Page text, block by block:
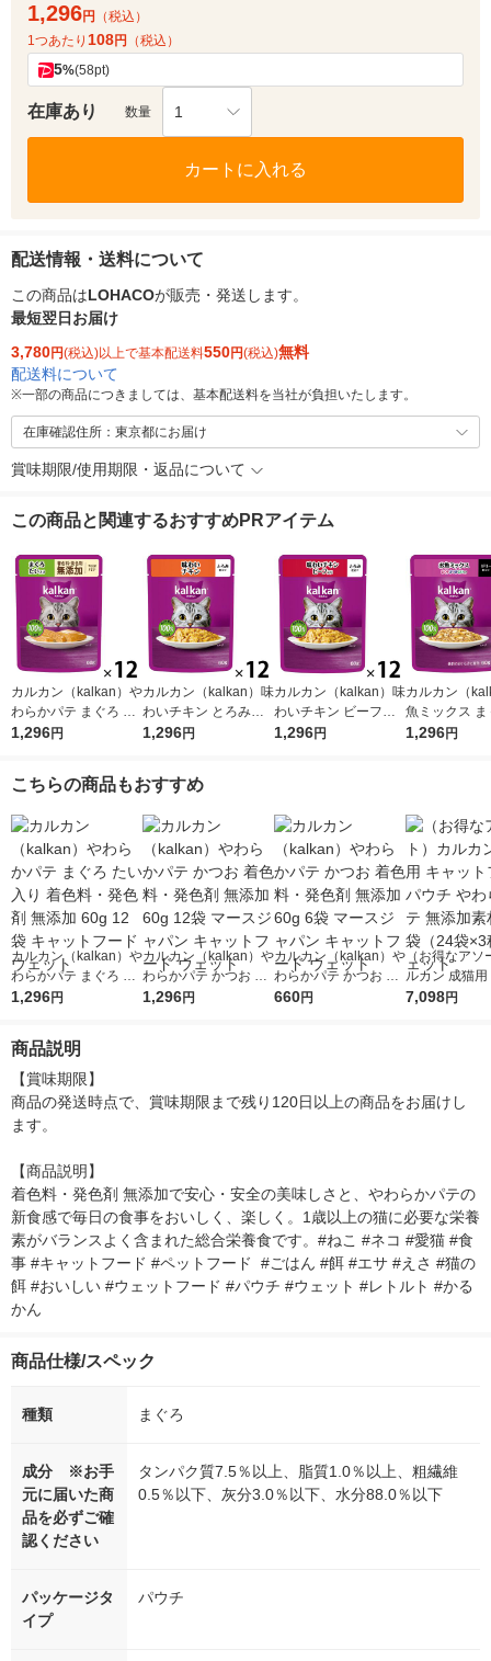
1,296円
（税込）
1つあたり 108円 （税込）
5%(58pt)
在庫あり 数量 1
カートに入れる
配送情報・送料について
この商品はLOHACOが販売・発送します。
最短翌日お届け
3,780円(税込)以上で基本配送料550円(税込)無料
配送料について
※一部の商品につきましては、基本配送料を当社が負担いたします。
在庫確認住所：東京都にお届け
賞味期限/使用期限・返品について
この商品と関連するおすすめPRアイテム
カルカン（kalkan）や
わらかパテ まぐろ た
い入り 着色料・発色
ト
1,296円
カルカン（kalkan）味
わいチキン とろみ仕
立て 60g 12袋 マース
1,296円
カルカン（kalkan）味
わいチキン ビーフ入
り とろみ仕立て 60g
1,296円
カルカン（
魚ミックス ま
かつお・たい
1,296円
こちらの商品もおすすめ
カルカン（kalkan）や
わらかパテ まぐろ た
い入り 着色料・発色
ト
1,296円
カルカン（kalkan）や
わらかパテ かつお 着
色料・発色剤 無添加
1,296円
カルカン（kalkan）や
わらかパテ かつお 着
色料・発色剤 無添加
660円
（お得なアソ
ルカン 成猫
トフード パウ
7,098円
商品説明
【賞味期限】
商品の発送時点で、賞味期限まで残り120日以上の商品をお届けし
ます。
【商品説明】
着色料・発色剤 無添加で安心・安全の美味しさと、やわらかパテの
新食感で毎日の食事をおいしく、楽しく。1歳以上の猫に必要な栄養
素がバランスよく含まれた総合栄養食です。#ねこ #ネコ #愛猫 #食
事 #キャットフード #ペットフード  #ごはん #餌 #エサ #えさ #猫の
餌 #おいしい #ウェットフード #パウチ #ウェット #レトルト #かる
かん
商品仕様/スペック
種類 まぐろ
成分 ※お手
元に届いた商
品を必ずご確
認ください
タンパク質7.5％以上、脂質1.0％以上、粗繊維
0.5％以下、灰分3.0％以下、水分88.0％以下
パッケージタ
イプ
パウチ